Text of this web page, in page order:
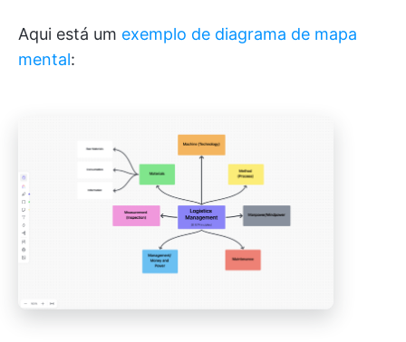
Aqui está um exemplo de diagrama de mapa
mental: